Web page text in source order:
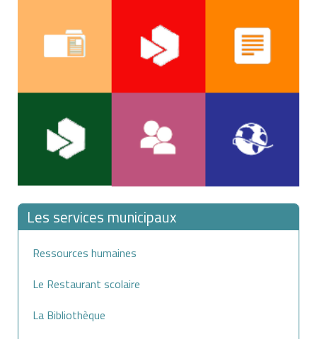
ou partenaire.
L’assignation à résidence avec surveillance
judiciaire assorti d’obligations ou d’interdictions.
Les services municipaux
Ressources humaines
Le Restaurant scolaire
La Bibliothèque